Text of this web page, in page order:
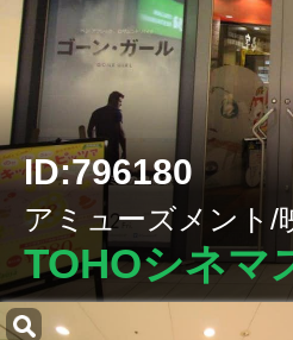
ID:796180
アミューズメント/
TOHOシネマ